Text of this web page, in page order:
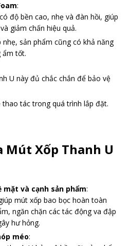
:
độ bền cao, nhẹ và đàn hồi, giúp
giảm chấn hiệu quả.
sản phẩm cũng có khả năng
ẩm tốt.
U này đủ chắc chắn để bảo vệ
thao tác trong quá trình lắp đặt.
Mút Xốp Thanh U
mặt và cạnh sản phẩm:
mút xốp bao bọc hoàn toàn
ngăn chặn các tác động va đập
hư hỏng.
méo: